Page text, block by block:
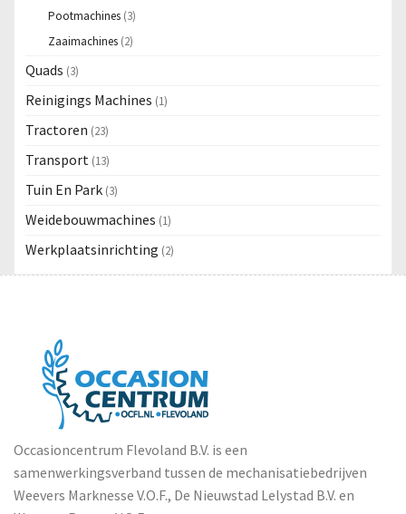
Pootmachines (3)
Zaaimachines (2)
Quads (3)
Reinigings Machines (1)
Tractoren (23)
Transport (13)
Tuin En Park (3)
Weidebouwmachines (1)
Werkplaatsinrichting (2)
Occasioncentrum Flevoland B.V. is een
samenwerkingsverband tussen de mechanisatiebedrijven
Weevers Marknesse V.O.F., De Nieuwstad Lelystad B.V. en